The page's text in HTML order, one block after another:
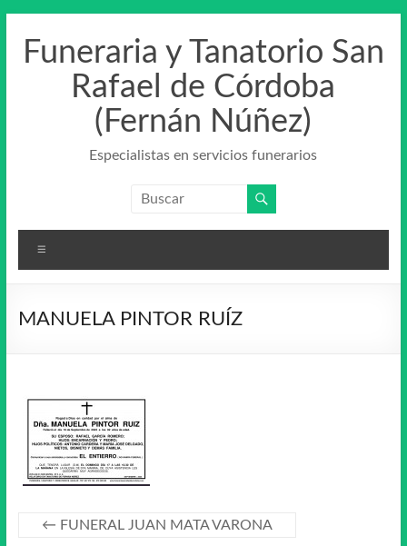
contenido
Funeraria y Tanatorio San
Rafael de Córdoba
(Fernán Núñez)
Especialistas en servicios funerarios
MANUELA PINTOR RUÍZ
← FUNERAL JUAN MATA VARONA